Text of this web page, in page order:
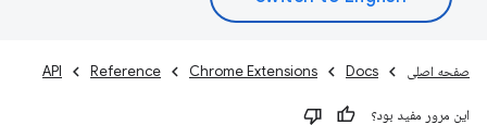
صفحه اصلی Docs
Chrome Extensions
Reference
API
این مرور مفید بود؟